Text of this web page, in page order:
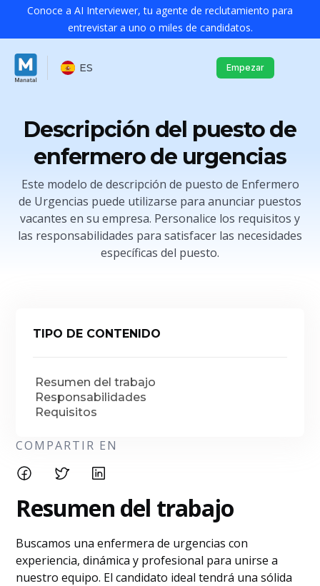
Conoce a AI Interviewer, tu agente de reclutamiento para
entrevistar a uno o miles de candidatos.
ES Empezar
Descripción del puesto de
enfermero de urgencias
Este modelo de descripción de puesto de Enfermero
de Urgencias puede utilizarse para anunciar puestos
vacantes en su empresa. Personalice los requisitos y
las responsabilidades para satisfacer las necesidades
específicas del puesto.
TIPO DE CONTENIDO
Resumen del trabajo
Responsabilidades
Requisitos
COMPARTIR EN
Resumen del trabajo
Buscamos una enfermera de urgencias con
experiencia, dinámica y profesional para unirse a
nuestro equipo. El candidato ideal tendrá una sólida